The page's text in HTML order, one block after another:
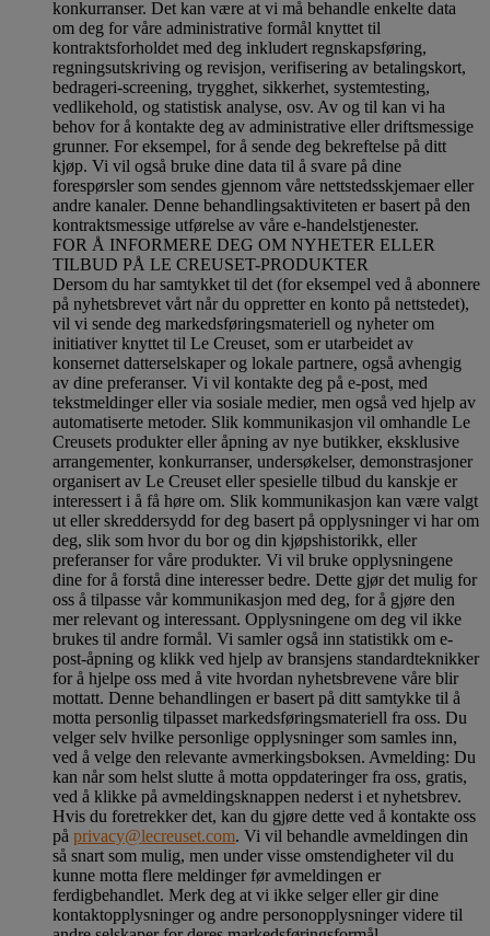
konkurranser. Det kan være at vi må behandle enkelte data
om deg for våre administrative formål knyttet til
kontraktsforholdet med deg inkludert regnskapsføring,
regningsutskriving og revisjon, verifisering av betalingskort,
bedrageri-screening, trygghet, sikkerhet, systemtesting,
vedlikehold, og statistisk analyse, osv. Av og til kan vi ha
behov for å kontakte deg av administrative eller driftsmessige
grunner. For eksempel, for å sende deg bekreftelse på ditt
kjøp. Vi vil også bruke dine data til å svare på dine
forespørsler som sendes gjennom våre nettstedsskjemaer eller
andre kanaler. Denne behandlingsaktiviteten er basert på den
kontraktsmessige utførelse av våre e-handelstjenester.
FOR Å INFORMERE DEG OM NYHETER ELLER
TILBUD PÅ LE CREUSET-PRODUKTER
Dersom du har samtykket til det (for eksempel ved å abonnere
på nyhetsbrevet vårt når du oppretter en konto på nettstedet),
vil vi sende deg markedsføringsmateriell og nyheter om
initiativer knyttet til Le Creuset, som er utarbeidet av
konsernet datterselskaper og lokale partnere, også avhengig
av dine preferanser. Vi vil kontakte deg på e-post, med
tekstmeldinger eller via sosiale medier, men også ved hjelp av
automatiserte metoder. Slik kommunikasjon vil omhandle Le
Creusets produkter eller åpning av nye butikker, eksklusive
arrangementer, konkurranser, undersøkelser, demonstrasjoner
organisert av Le Creuset eller spesielle tilbud du kanskje er
interessert i å få høre om. Slik kommunikasjon kan være valgt
ut eller skreddersydd for deg basert på opplysninger vi har om
deg, slik som hvor du bor og din kjøpshistorikk, eller
preferanser for våre produkter. Vi vil bruke opplysningene
dine for å forstå dine interesser bedre. Dette gjør det mulig for
oss å tilpasse vår kommunikasjon med deg, for å gjøre den
mer relevant og interessant. Opplysningene om deg vil ikke
brukes til andre formål. Vi samler også inn statistikk om e-
post-åpning og klikk ved hjelp av bransjens standardteknikker
for å hjelpe oss med å vite hvordan nyhetsbrevene våre blir
mottatt. Denne behandlingen er basert på ditt samtykke til å
motta personlig tilpasset markedsføringsmateriell fra oss. Du
velger selv hvilke personlige opplysninger som samles inn,
ved å velge den relevante avmerkingsboksen. Avmelding: Du
kan når som helst slutte å motta oppdateringer fra oss, gratis,
ved å klikke på avmeldingsknappen nederst i et nyhetsbrev.
Hvis du foretrekker det, kan du gjøre dette ved å kontakte oss
på privacy@lecreuset.com. Vi vil behandle avmeldingen din
så snart som mulig, men under visse omstendigheter vil du
kunne motta flere meldinger før avmeldingen er
ferdigbehandlet. Merk deg at vi ikke selger eller gir dine
kontaktopplysninger og andre personopplysninger videre til